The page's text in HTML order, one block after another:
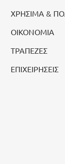
ΧΡΗΣΙΜΑ &
ΟΙΚΟΝΟΜΙΑ
ΤΡΑΠΕΖΕΣ
ΕΠΙΧΕΙΡΗΣΕΙΣ